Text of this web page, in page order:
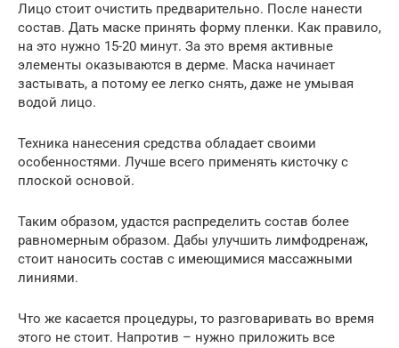
Лицо стоит очистить предварительно. После нанести
состав. Дать маске принять форму пленки. Как правило,
на это нужно 15-20 минут. За это время активные
элементы оказываются в дерме. Маска начинает
застывать, а потому ее легко снять, даже не умывая
водой лицо.
Техника нанесения средства обладает своими
особенностями. Лучше всего применять кисточку с
плоской основой.
Таким образом, удастся распределить состав более
равномерным образом. Дабы улучшить лимфодренаж,
стоит наносить состав с имеющимися массажными
линиями.
Что же касается процедуры, то разговаривать во время
этого не стоит. Напротив – нужно приложить все